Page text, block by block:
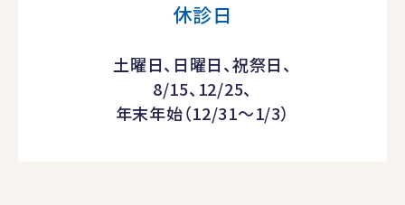
休診日
土曜日、日曜日、祝祭日、
8/15、12/25、
年末年始（12/31～1/3）